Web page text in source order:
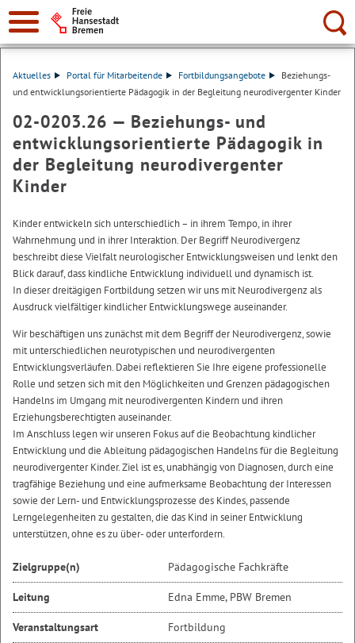
Suche:
Aktuelles Portal für Mitarbeitende Fortbildungsangebote
Beziehungs-
und entwicklungsorientierte Pädagogik in der Begleitung neurodivergenter Kinder
02-0203.26 — Beziehungs- und
entwicklungsorientierte Pädagogik in
der Begleitung neurodivergenter
Kinder
Kinder entwickeln sich unterschiedlich – in ihrem Tempo, in ihrer
Wahrnehmung und in ihrer Interaktion. Der Begriff Neurodivergenz
beschreibt diese Vielfalt neurologischer Entwicklungsweisen und lenkt den
Blick darauf, dass kindliche Entwicklung individuell und dynamisch ist.
In dieser dreitägigen Fortbildung setzen wir uns mit Neurodivergenz als
Ausdruck vielfältiger kindlicher Entwicklungswege auseinander.
Wir beschäftigen uns zunächst mit dem Begriff der Neurodivergenz, sowie
mit unterschiedlichen neurotypischen und neurodivergenten
Entwicklungsverläufen. Dabei reflektieren Sie Ihre eigene professionelle
Rolle und setzen sich mit den Möglichkeiten und Grenzen pädagogischen
Handelns im Umgang mit neurodivergenten Kindern und ihren
Erziehungsberechtigten auseinander.
Im Anschluss legen wir unseren Fokus auf die Beobachtung kindlicher
Entwicklung und die Ableitung pädagogischen Handelns für die Begleitung
neurodivergenter Kinder. Ziel ist es, unabhängig von Diagnosen, durch eine
tragfähige Beziehung und eine aufmerksame Beobachtung der Interessen
sowie der Lern- und Entwicklungsprozesse des Kindes, passende
Lerngelegenheiten zu gestalten, die das Kind in seiner Entwicklung
unterstützen, ohne es zu über- oder unterfordern.
Zielgruppe(n) Pädagogische Fachkräfte
Leitung Edna Emme, PBW Bremen
Veranstaltungsart Fortbildung